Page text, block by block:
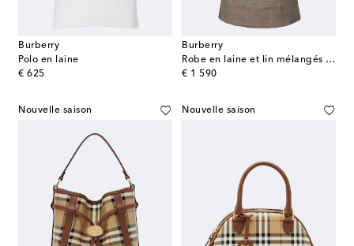
Burberry
Polo en laine
€ 625
original price
Burberry
Robe en laine et lin mélangés à motif Prince de Galles
€ 1 590
original price
Nouvelle saison Nouvelle saison